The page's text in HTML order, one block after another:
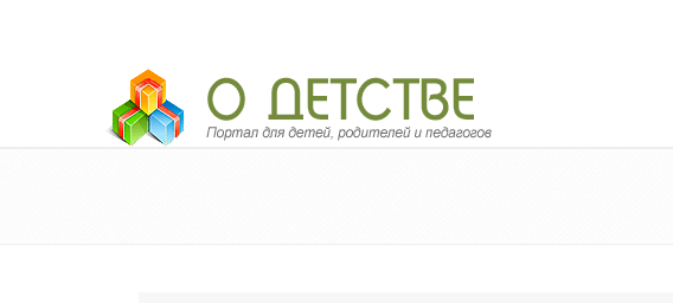
Педагогический портал «О детстве»